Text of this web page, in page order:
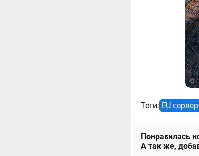
Теги: EU сервер
Понравилась
А так же,